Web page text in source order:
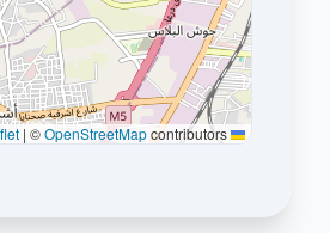
| ©OpenStreetMapcontributors